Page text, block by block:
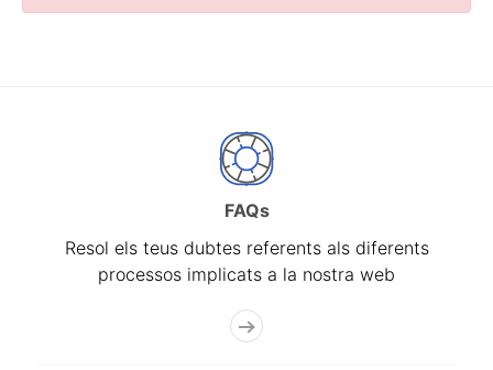
Mostra/Amaga
FAQs
Resol els teus dubtes referents als diferents
processos implicats a la nostra web